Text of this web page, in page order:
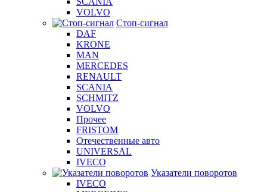
VOLVO
Стоп-сигнал
DAF
KRONE
MAN
MERCEDES
RENAULT
SCANIA
SCHMITZ
VOLVO
Прочее
FRISTOM
Отечественные авто
UNIVERSAL
IVECO
Указатели поворотов
IVECO